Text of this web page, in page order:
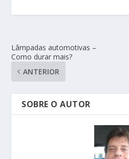
Lâmpadas automotivas –
Como durar mais?
ANTERIOR
SOBRE O AUTOR